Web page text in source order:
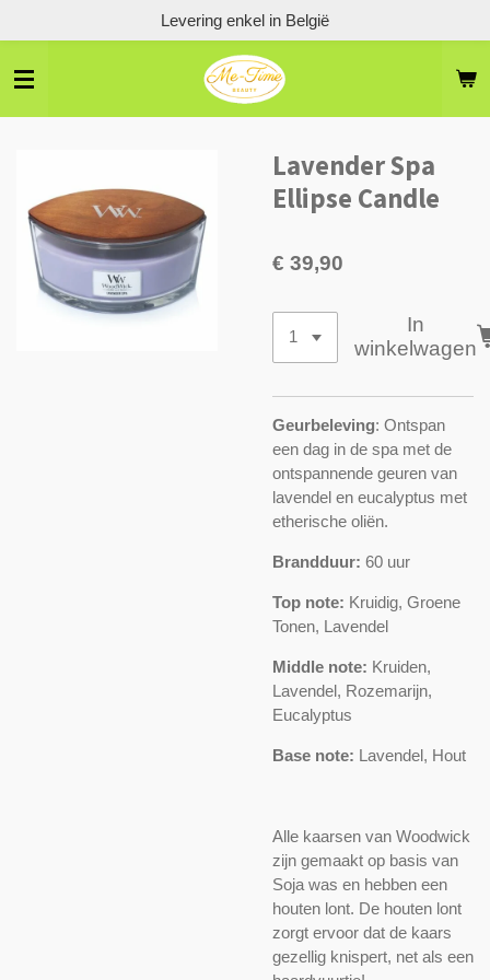
direct
naar
de
hoofdinhoud
Levering enkel in België
Lavender Spa
Ellipse Candle
€ 39,90
In
winkelwagen
Geurbeleving: Ontspan
een dag in de spa met de
ontspannende geuren van
lavendel en eucalyptus met
etherische oliën.
Brandduur: 60 uur
Top note: Kruidig, Groene
Tonen, Lavendel
Middle note: Kruiden,
Lavendel, Rozemarijn,
Eucalyptus
Base note: Lavendel, Hout
Alle kaarsen van Woodwick
zijn gemaakt op basis van
Soja was en hebben een
houten lont. De houten lont
zorgt ervoor dat de kaars
gezellig knispert, net als een